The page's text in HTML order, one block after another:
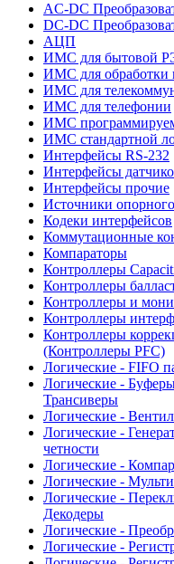
AC-DC
DC-DC
АЦП
ИМС для бытовой
ИМС для обработки
ИМС для
ИМС для телефонии
ИМС
ИМС стандартной
Интерфейсы RS-232
Интерфейсы
Интерфейсы прочие
Источники
Кодеки интерфейсов
Коммутационные
Компараторы
Контроллеры
Контроллеры
Контроллеры и
Контроллеры
Контроллеры
(Контроллеры PFC)
Логические - FIFO
Логические -
Трансиверы
Логические -
Логические -
четности
Логические -
Логические -
Логические -
Декодеры
Логические -
Логические -